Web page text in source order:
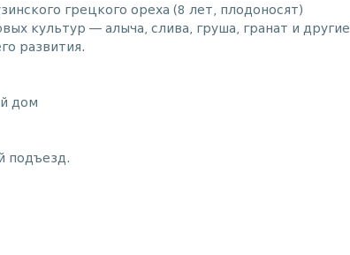
грецкого ореха (8 лет, плодоносят)
культур — алыча, слива, груша, гранат и другие
развития.
дом
подъезд.